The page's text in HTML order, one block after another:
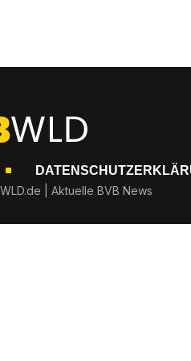
| Aktuelle BVB News